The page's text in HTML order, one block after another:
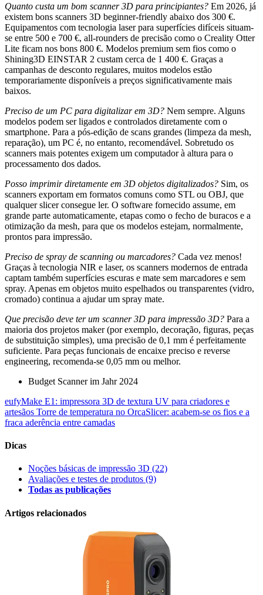
Quanto custa um bom scanner 3D para principiantes? Em 2026, já
existem bons scanners 3D beginner-friendly abaixo dos 300 €.
Equipamentos com tecnologia laser para superfícies difíceis situam-
se entre 500 e 700 €, all-rounders de precisão como o Creality Otter
Lite ficam nos bons 800 €. Modelos premium sem fios como o
Shining3D EINSTAR 2 custam cerca de 1 400 €. Graças a
campanhas de desconto regulares, muitos modelos estão
temporariamente disponíveis a preços significativamente mais
baixos.
Preciso de um PC para digitalizar em 3D? Nem sempre. Alguns
modelos podem ser ligados e controlados diretamente com o
smartphone. Para a pós-edição de scans grandes (limpeza da mesh,
reparação), um PC é, no entanto, recomendável. Sobretudo os
scanners mais potentes exigem um computador à altura para o
processamento dos dados.
Posso imprimir diretamente em 3D objetos digitalizados? Sim, os
scanners exportam em formatos comuns como STL ou OBJ, que
qualquer slicer consegue ler. O software fornecido assume, em
grande parte automaticamente, etapas como o fecho de buracos e a
otimização da mesh, para que os modelos estejam, normalmente,
prontos para impressão.
Preciso de spray de scanning ou marcadores? Cada vez menos!
Graças à tecnologia NIR e laser, os scanners modernos de entrada
captam também superfícies escuras e mate sem marcadores e sem
spray. Apenas em objetos muito espelhados ou transparentes (vidro,
cromado) continua a ajudar um spray mate.
Que precisão deve ter um scanner 3D para impressão 3D? Para a
maioria dos projetos maker (por exemplo, decoração, figuras, peças
de substituição simples), uma precisão de 0,1 mm é perfeitamente
suficiente. Para peças funcionais de encaixe preciso e reverse
engineering, recomenda-se 0,05 mm ou melhor.
Budget Scanner im Jahr 2024
eufyMake E1: impressora 3D de textura UV para criadores e
artesãos Torre de temperatura no OrcaSlicer: acabem-se os fios e a
fraca aderência entre camadas
Dicas
Noções básicas de impressão 3D (22)
Avaliações e testes de produtos (9)
Todas as publicações
Artigos relacionados